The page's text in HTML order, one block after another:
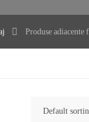
Produse adiacente